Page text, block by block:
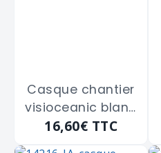
Casque chantier
visioceanic blanc
SOFOP "564511"
16,60€ TTC